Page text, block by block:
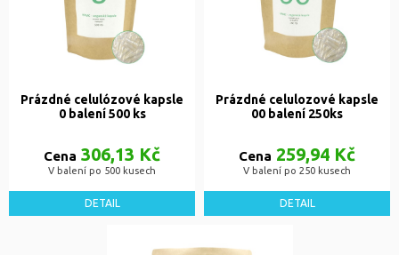
Prázdné celulózové kapsle
0 balení 500 ks
Cena 306,13 Kč
V balení po 500 kusech
DETAIL
Prázdné celulozové kapsle
00 balení 250ks
Cena 259,94 Kč
V balení po 250 kusech
DETAIL